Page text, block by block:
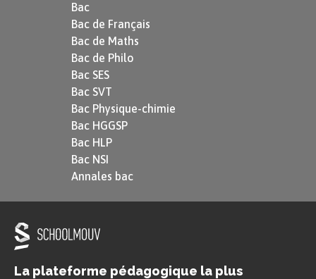
Bac
Bac de Français
Bac de Maths
Bac de Philo
Bac SES
Bac SVT
Bac Physique-chimie
Bac HGGSP
Bac HLP
Bac NSI
Annales bac
La plateforme pédagogique la plus